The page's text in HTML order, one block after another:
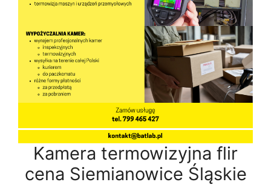
Kamera termowizyjna flir
cena Siemianowice Śląskie